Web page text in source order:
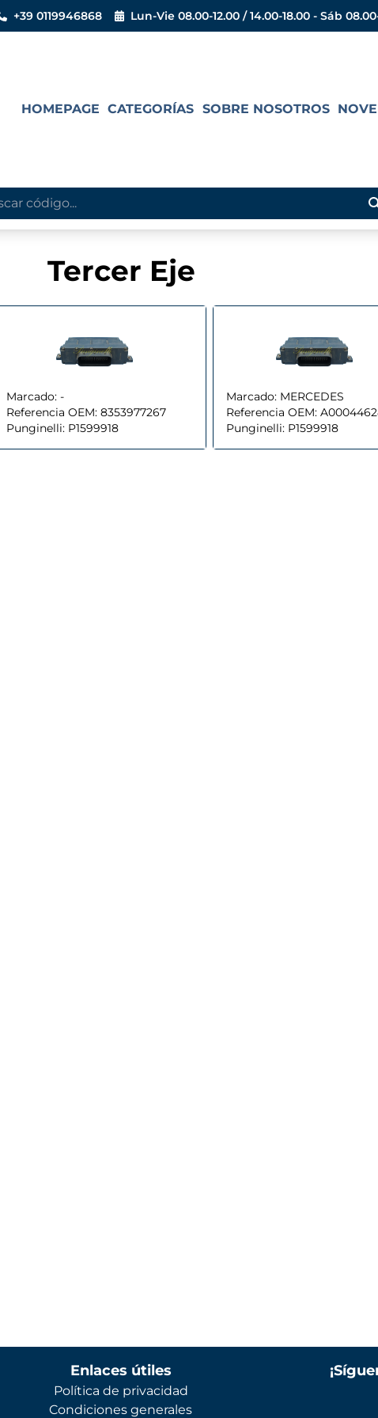
+39 0119946868 Lun-Vie 08.00-12.00 / 14.00-18.00 - Sáb
HOMEPAGE CATEGORÍAS SOBRE NOSOTROS
Tercer Eje
Marcado: -
Referencia OEM: 8353977267
Punginelli: P1599918
Marcado: MERCEDES
Referencia OEM:
Punginelli: P1599918
Enlaces útiles
Política de privacidad
Condiciones generales